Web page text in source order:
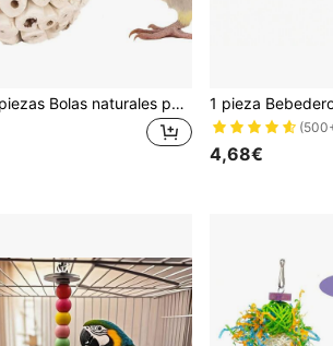
1/3/5/10 piezas Bolas naturales para masticar de pájaros, juguete para recortar el pico de loros, alivia el aburrimiento, adecuado para periquitos y otras aves pequeñas, suministros para aves, accesorios para aves, juguetes para jaulas de aves
4,68€